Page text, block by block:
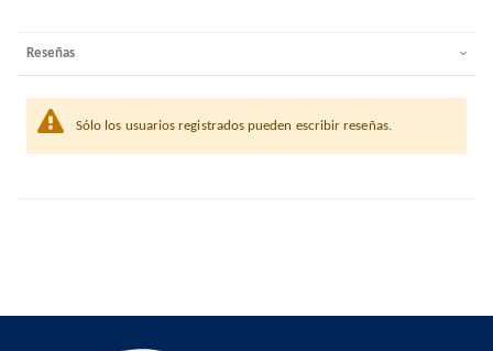
Reseñas
Sólo los usuarios registrados pueden escribir reseñas.